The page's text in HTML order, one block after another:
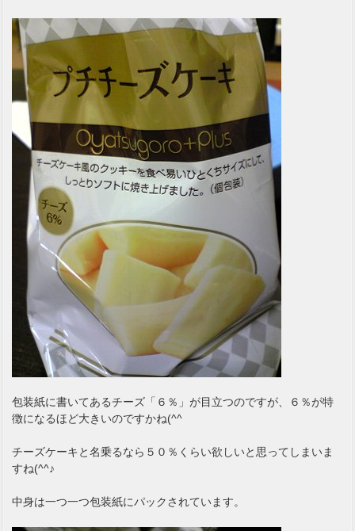
包装紙に書いてあるチーズ「６％」が目立つのですが、６％が特
徴になるほど大きいのですかね(^^ゞ
チーズケーキと名乗るなら５０％くらい欲しいと思ってしまいま
すね(^^♪
中身は一つ一つ包装紙にパックされています。